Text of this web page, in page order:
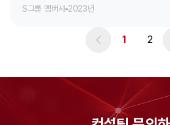
S그룹 멤버사 2023년
1 2